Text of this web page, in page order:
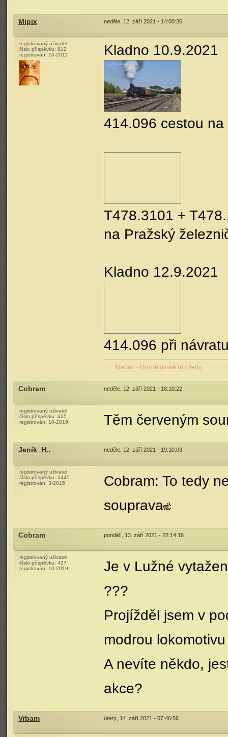
Mipix neděle, 12. září 2021 - 14:00:36
registrovaný uživatel
číslo příspěvku: 812
registrován: 10-2011 Kladno 10.9.2021
414.096 cestou
T478.3101 +
na Pražský
Kladno 12.9.2021
414.096 při
Kladno - Rozdělovské rozhledy
Cobram neděle, 12. září 2021 - 18:10:22
registrovaný uživatel
číslo příspěvku: 425
registrován: 10-2019 Těm červeným
Jeník_H.. neděle, 12. září 2021 - 19:10:03
registrovaný uživatel
číslo příspěvku: 3445
registrován: 3-2015
Cobram: To tedy
souprava
Cobram pondělí, 13. září 2021 - 22:14:16
registrovaný uživatel
číslo příspěvku: 427
registrován: 10-2019
Je v Lužné
???
Projížděl jsem v
modrou
A nevíte někdo,
akce?
Vrbam úterý, 14. září 2021 - 07:46:56